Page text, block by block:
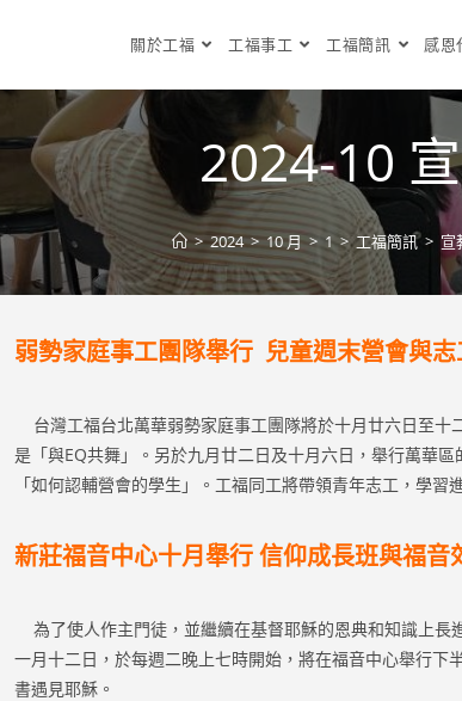
關於工福 工福事工 工福簡訊 感恩
2024-10
> 2024 > 10 月 > 1 > 工福簡訊 > 宣
弱勢家庭事工團隊舉行 兒童週末營會與
台灣工福台北萬華弱勢家庭事工團隊將於十月廿六日至十
是「與EQ共舞」。另於九月廿二日及十月六日，舉行萬華
「如何認輔營會的學生」。工福同工將帶領青年志工，學
新莊福音中心十月舉行 信仰成長班與福音
為了使人作主門徒，並繼續在基督耶穌的恩典和知識上長
一月十二日，於每週二晚上七時開始，將在福音中心舉行下
書遇見耶穌。